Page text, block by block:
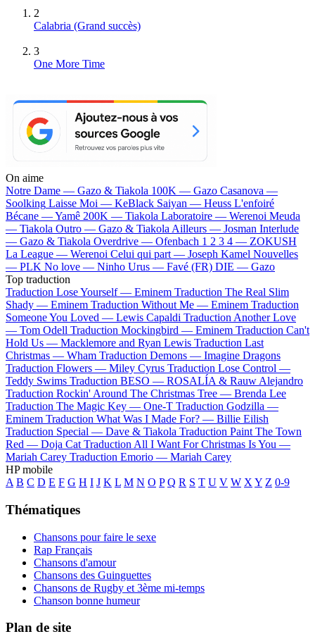
2
Calabria (Grand succès)
3
One More Time
On aime
Notre Dame — Gazo & Tiakola 100K — Gazo Casanova —
Soolking Laisse Moi — KeBlack Saiyan — Heuss L'enfoiré
Bécane —Yamê 200K — Tiakola Laboratoire — Werenoi Meuda
— Tiakola Outro — Gazo & Tiakola Ailleurs — Josman Interlude
— Gazo & Tiakola Overdrive — Ofenbach 1 2 3 4 — ZOKUSH
La League — Werenoi Celui qui part — Joseph Kamel Nouvelles
— PLK No love — Ninho Urus — Favé (FR) DIE — Gazo
Top traduction
Traduction Lose Yourself — Eminem Traduction The Real Slim
Shady — Eminem Traduction Without Me — Eminem Traduction
Someone You Loved — Lewis Capaldi Traduction Another Love
— Tom Odell Traduction Mockingbird — Eminem Traduction Can't
Hold Us — Macklemore and Ryan Lewis Traduction Last
Christmas — Wham Traduction Demons — Imagine Dragons
Traduction Flowers — Miley Cyrus Traduction Lose Control —
Teddy Swims Traduction BESO — ROSALÍA & Rauw Alejandro
Traduction Rockin' Around The Christmas Tree — Brenda Lee
Traduction The Magic Key — One-T Traduction Godzilla —
Eminem Traduction What Was I Made For? — Billie Eilish
Traduction Special — Dave & Tiakola Traduction Paint The Town
Red — Doja Cat Traduction All I Want For Christmas Is You —
Mariah Carey Traduction Emorio — Mariah Carey
HP mobile
A B C D E F G H I J K L M N O P Q R S T U V W X Y Z 0-9
Thématiques
Chansons pour faire le sexe
Rap Français
Chansons d'amour
Chansons des Guinguettes
Chansons de Rugby et 3ème mi-temps
Chanson bonne humeur
Plan de site